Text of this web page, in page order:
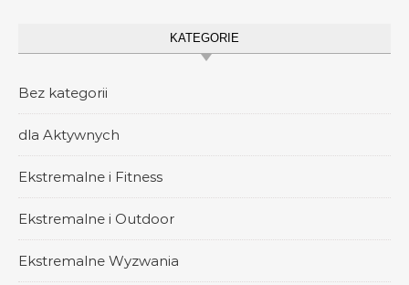
KATEGORIE
Bez kategorii
dla Aktywnych
Ekstremalne i Fitness
Ekstremalne i Outdoor
Ekstremalne Wyzwania